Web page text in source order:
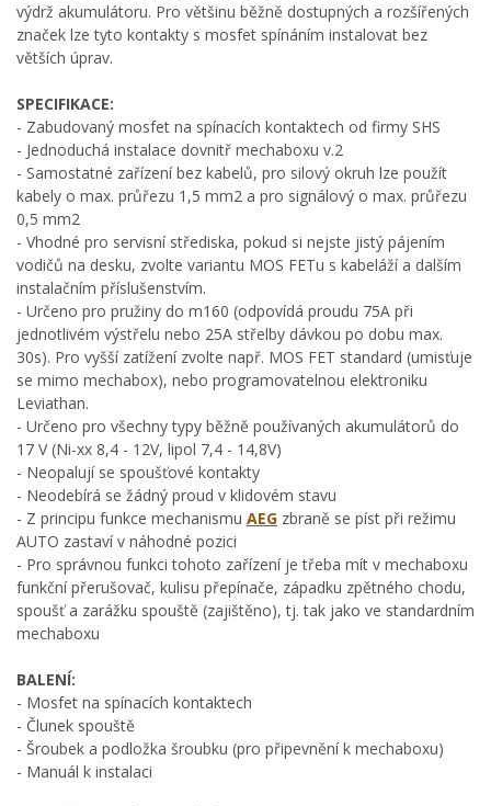
výdrž akumulátoru. Pro většinu běžně dostupných a rozšířených
značek lze tyto kontakty s mosfet spínáním instalovat bez
větších úprav.
SPECIFIKACE:
- Zabudovaný mosfet na spínacích kontaktech od firmy SHS
- Jednoduchá instalace dovnitř mechaboxu v.2
- Samostatné zařízení bez kabelů, pro silový okruh lze použít
kabely o max. průřezu 1,5 mm2 a pro signálový o max. průřezu
0,5 mm2
- Vhodné pro servisní střediska, pokud si nejste jistý pájením
vodičů na desku, zvolte variantu MOS FETu s kabeláží a dalším
instalačním příslušenstvím.
- Určeno pro pružiny do m160 (odpovídá proudu 75A při
jednotlivém výstřelu nebo 25A střelby dávkou po dobu max.
30s). Pro vyšší zatížení zvolte např. MOS FET standard (umisťuje
se mimo mechabox), nebo programovatelnou elektroniku
Leviathan.
- Určeno pro všechny typy běžně používaných akumulátorů do
17 V (Ni-xx 8,4 - 12V, lipol 7,4 - 14,8V)
- Neopalují se spoušťové kontakty
- Neodebírá se žádný proud v klidovém stavu
- Z principu funkce mechanismu AEG zbraně se píst při režimu
AUTO zastaví v náhodné pozici
- Pro správnou funkci tohoto zařízení je třeba mít v mechaboxu
funkční přerušovač, kulisu přepínače, západku zpětného chodu,
spoušť a zarážku spouště (zajištěno), tj. tak jako ve standardním
mechaboxu
BALENÍ:
- Mosfet na spínacích kontaktech
- Člunek spouště
- Šroubek a podložka šroubku (pro připevnění k mechaboxu)
- Manuál k instalaci